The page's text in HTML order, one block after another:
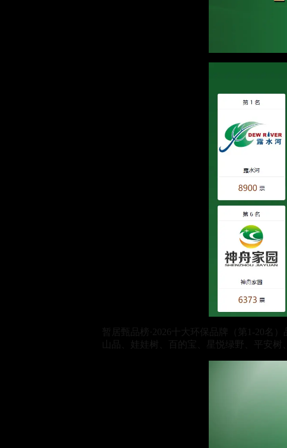
暂居甄品榜·2026十大环保品牌（第1-20名
山品、娃娃树、百的宝、星悦绿野、平安